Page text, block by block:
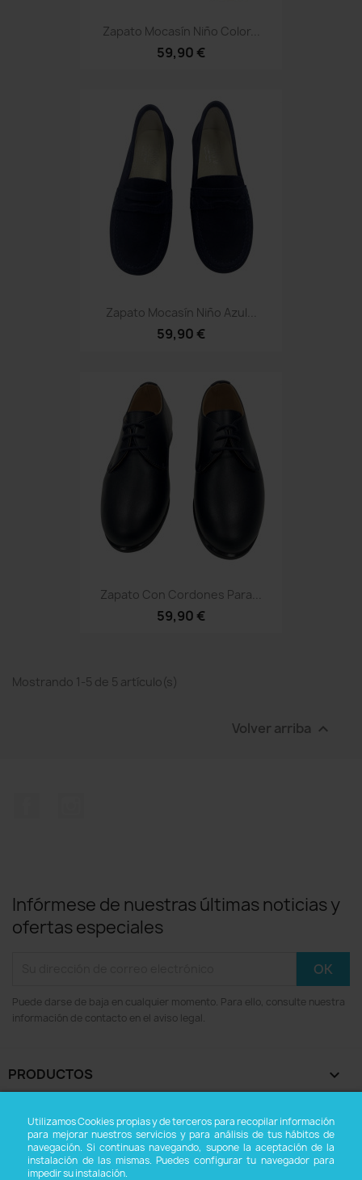
Utilizamos Cookies propias y de terceros para recopilar información
para mejorar nuestros servicios y para análisis de tus hábitos de
navegación. Si continuas navegando, supone la aceptación de la
instalación de las mismas. Puedes configurar tu navegador para
impedir su instalación.
Zapato Mocasín Niño Color...
59,90 €
Zapato Mocasín Niño Azul...
59,90 €
Zapato Con Cordones Para...
59,90 €
Mostrando 1-5 de 5 artículo(s)
Volver arriba 
Infórmese de nuestras últimas noticias y
ofertas especiales
Puede darse de baja en cualquier momento. Para ello, consulte nuestra
información de contacto en el aviso legal.
PRODUCTOS 
NUESTRA EMPRESA 
SU CUENTA 